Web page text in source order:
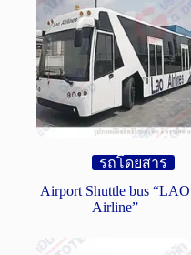
รถโดยสาร
Airport Shuttle bus “LAO
Airline”